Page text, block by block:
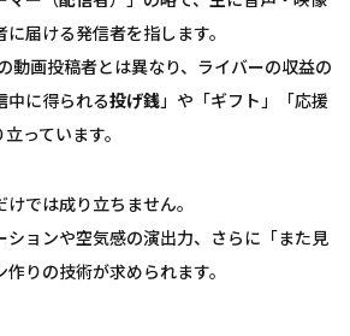
届ける発信者を指します。
動画投稿者とは異なり、ライバーの収益の
中に得られる投げ銭」や「ギフト」「応援
っています。
では成り立ちません。
ションや空気感の演出力、さらに「また見
りの技術が求められます。